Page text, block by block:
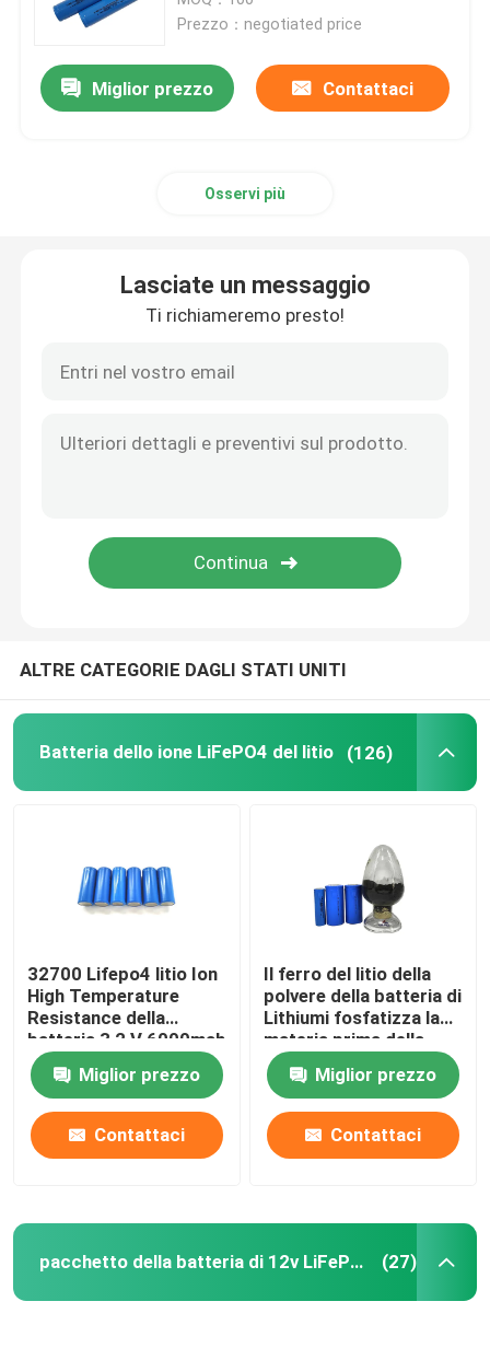
Batteria domestica di energia
pacchetto della batteria di 48V LiFePO4
Fuori dall'invertitore ibrido solare di griglia
Centrale elettrica portatile
Prezzo：negotiated price
Miglior prezzo Contattaci
Osservi più
Lasciate un messaggio
Ti richiameremo presto!
ALTRE CATEGORIE DAGLI STATI UNITI
Batteria dello ione LiFePO4 del litio (126)
32700 Lifepo4 litio Ion
High Temperature
Resistance della
batteria 3,2 V 6000mah
Miglior prezzo
Contattaci
Il ferro del litio della
polvere della batteria di
Lithiumi fosfatizza la
materia prima della
batteria al litio della
polvere LiFePO4
Miglior prezzo
Contattaci
pacchetto della batteria di 12v LiFePO4 (27)